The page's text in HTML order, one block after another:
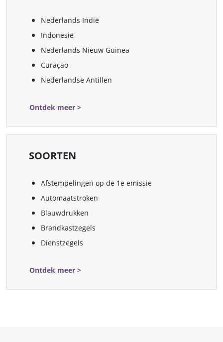
Nederlands Indië
Indonesië
Nederlands Nieuw Guinea
Curaçao
Nederlandse Antillen
Ontdek meer >
SOORTEN
Afstempelingen op de 1e emissie
Automaatstroken
Blauwdrukken
Brandkastzegels
Dienstzegels
Ontdek meer >